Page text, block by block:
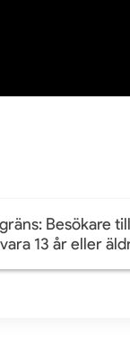
Besökare
13 år eller